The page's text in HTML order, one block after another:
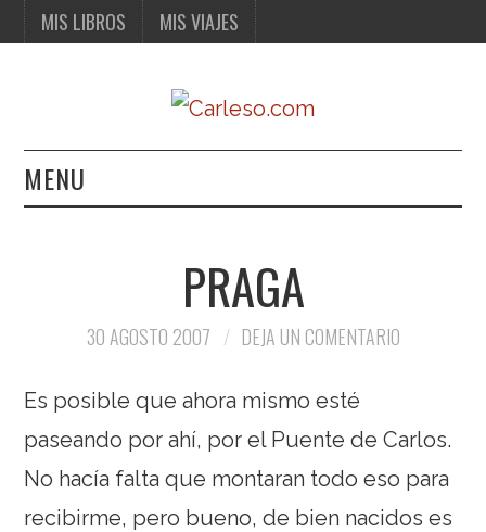
MIS LIBROS MIS VIAJES
MENU
PRAGA
30 AGOSTO 2007 DEJA UN COMENTARIO
Es posible que ahora mismo esté
paseando por ahí, por el Puente de Carlos.
No hacía falta que montaran todo eso para
recibirme, pero bueno, de bien nacidos es